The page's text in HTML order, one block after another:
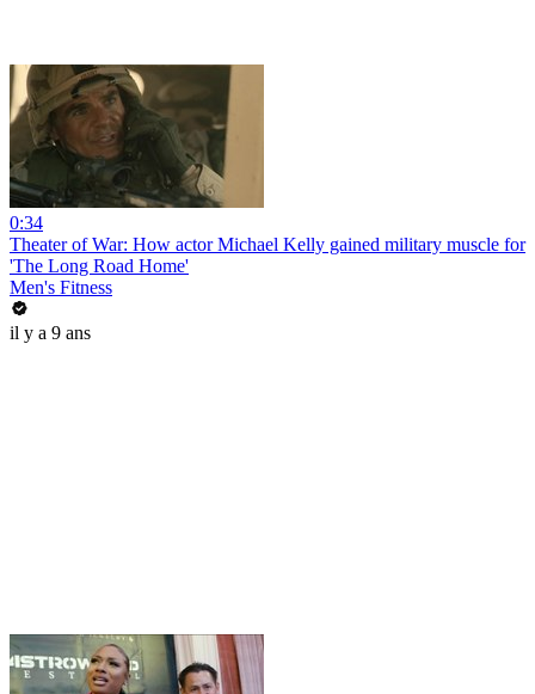
0:34
Theater of War: How actor Michael Kelly gained military muscle for
'The Long Road Home'
Men's Fitness
il y a 9 ans